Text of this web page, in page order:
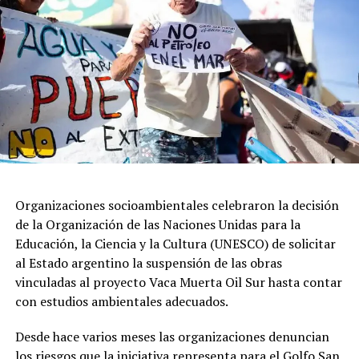
bendición”.
Durante su homilía, García Cuerva, aseguró que el
pueblo está “cansado de promesas incumplidas y
dirigentes que hablan de los pobres, pero no están cerca
de sus necesidades y se dan la buena vida”.
Organizaciones socioambientales celebraron la decisión
de la Organización de las Naciones Unidas para la
Educación, la Ciencia y la Cultura (UNESCO) de solicitar
al Estado argentino la suspensión de las obras
vinculadas al proyecto Vaca Muerta Oil Sur hasta contar
con estudios ambientales adecuados.
Desde hace varios meses las organizaciones denuncian